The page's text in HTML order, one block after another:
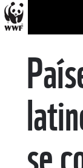
se